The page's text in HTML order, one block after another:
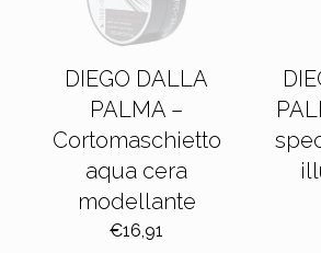
DIEGO DALLA
PALMA –
Cortomaschietto
aqua cera
modellante
€16,91